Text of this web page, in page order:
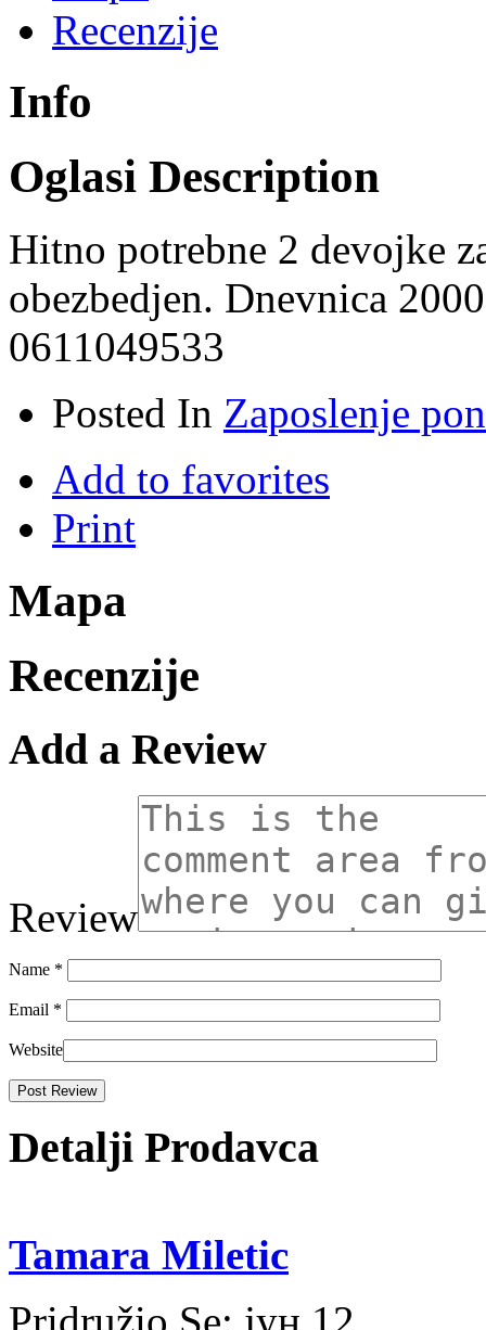
Recenzije
Info
Oglasi Description
Hitno potrebne 2 devojke
obezbedjen. Dnevnica
0611049533
Posted In Zaposlenje
Add to favorites
Print
Mapa
Recenzije
Add a Review
Review
Name *
Email *
Website
Detalji Prodavca
Tamara Miletic